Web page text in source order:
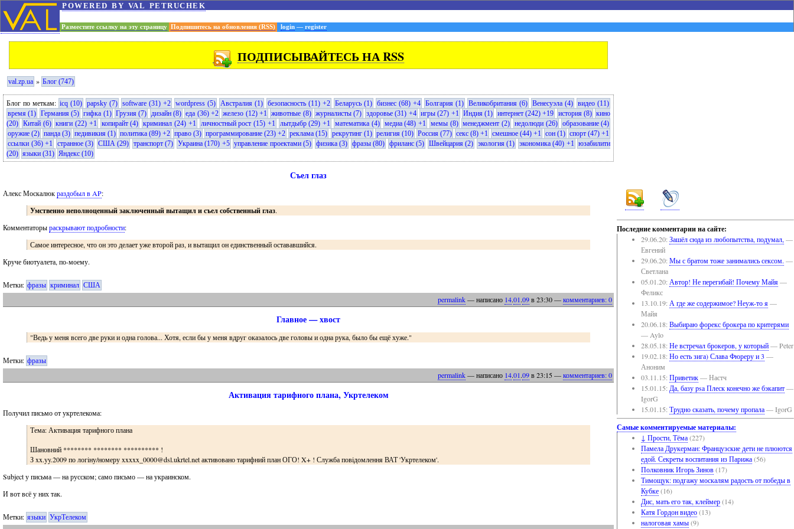
powered by val petruchek
Разместите ссылку на эту страницу Подпишитесь на обновления (RSS) login — register
Последние комментарии на сайте:
29.06.20: Зашёл сюда из любопытства, подумал, —
Евгений
29.06.20: Мы с братом тоже занимались сексом. —
Светлана
05.01.20: Автор! Не перегибай! Почему Майя—
Феликс
13.10.19: А где же содержимое? Неуж-то я—
Майя
20.06.18: Выбираю форекс брокера по критерями
— Aylo
28.05.18: Не встречал брокеров, у который— Peter
19.02.18: Но есть зига) Слава Фюреру и 3 —
Аноним
03.11.15: Приветик— Настч
15.01.15: Да, базу psa Плеск конечно же бэкапит—
IgorG
15.01.15: Трудно сказать, почему пропала— IgorG
Самые комментируемые материалы:
↓ Прости, Тёма(227)
Памела Друкерман: Французские дети не плюются
едой. Секреты воспитания из Парижа(56)
Полковник Игорь Зинов(17)
Тимощук: подгажу москалям радость от победы в
Кубке(16)
Дис, мать его так, клеймер(14)
Катя Гордон видео(13)
налоговая хамы(9)
ПОДПИСЫВАЙТЕСЬ НА RSS
val.zp.ua » Блог (747)
Блог по меткам: icq (10) papsky (7) software (31) +2 wordpress (5) Австралия (1) безопасность (11) +2 Беларусь (1) бизнес (68) +4 Болгария (1) Великобритания (6) Венесуэла (4) видео (11)
время (1) Германия (5) гифка (1) Грузия (7) дизайн (8) еда (36) +2 железо (12) +1 животные (8) журналисты (7) здоровье (31) +4 игры (27) +1 Индия (1) интернет (242) +19 история (8) кино
(20) Китай (6) книги (22) +1 копирайт (4) криминал (24) +1 личностный рост (15) +1 лытдыбр (29) +1 математика (4) медиа (48) +1 мемы (8) менеджмент (2) недолюди (26) образование (4)
оружие (2) панда (3) педивикия (1) политика (89) +2 право (3) программирование (23) +2 реклама (15) рекрутинг (1) религия (10) Россия (77) секс (8) +1 смешное (44) +1 сон (1) спорт (47) +1
ссылки (36) +1
странное (3) США (29) транспорт (7) Украина (170) +5 управление проектами (5) физика (3) фразы (80) фриланс (5) Швейцария (2) экология (1) экономика (40) +1 юзабилити
(20) языки (31) Яндекс (10)
Съел глаз
Алекс Москалюкраздобыл в AP:
Умственно неполноценный заключенный вытащил и съел собственный глаз.
Комментаторыраскрывают подробности:
Самое интересное, что он это делает уже второй раз, и вытащил он единственный остававшийся.
Круче биотуалета, по-моему.
Метки: фразы криминал США
permalink— написано 14.01.09в 23:30—комментариев: 0
Главное — хвост
"Ведь у меня всего две руки и одна голова... Хотя, если бы у меня вдруг оказалось две головы и одна рука, было бы ещё хуже."
Метки: фразы
permalink— написано 14.01.09в 23:15—комментариев: 0
Активация тарифного плана, Укртелеком
Получил письмо от укртелекома:
Тема: Активация тарифного плана
Шановний ******** ******** ********** !
З xx.yy.2009 по логiну/номеру xxxxx_0000@dsl.ukrtel.net активовано тарифний план ОГО! X+ ! Служба повiдомлення ВАТ 'Укртелеком'.
Subject у письма — на русском; само письмо — на украинском.
И вот всё у них так.
Метки: языки УкрТелеком